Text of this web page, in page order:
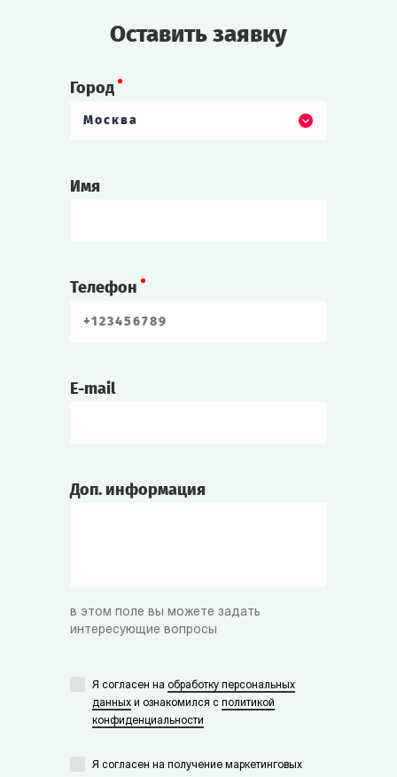
Оставить заявку
Город
Москва
Имя
Телефон
E-mail
Доп. информация
в этом поле вы можете задать
интересующие вопросы
Я согласен на обработку персональных
данных и ознакомился с политикой
конфиденциальности
Я согласен на получение маркетинговых